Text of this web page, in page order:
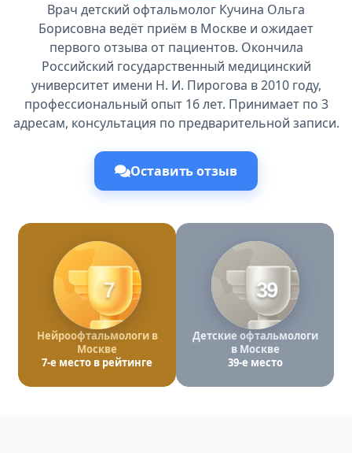
Врач детский офтальмолог Кучина Ольга
Борисовна ведёт приём в Москве и ожидает
первого отзыва от пациентов. Окончила
Российский государственный медицинский
университет имени Н. И. Пирогова в 2010 году,
профессиональный опыт 16 лет. Принимает по 3
адресам, консультация по предварительной записи.
Оставить отзыв
7
Нейроофтальмологи в
Москве
7-е место в рейтинге
39
Детские офтальмологи
в Москве
39-е место